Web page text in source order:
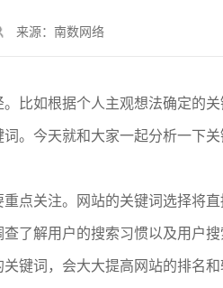
来源：南数网络
比如根据个人主观想法确定的
。今天就和大家一起分析一下关
点关注。网站的关键词选择将
了解用户的搜索习惯以及用户
键词，会大大提高网站的排名和